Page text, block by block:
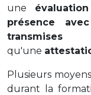
une
présence
qu'une
Plusieurs
durant la